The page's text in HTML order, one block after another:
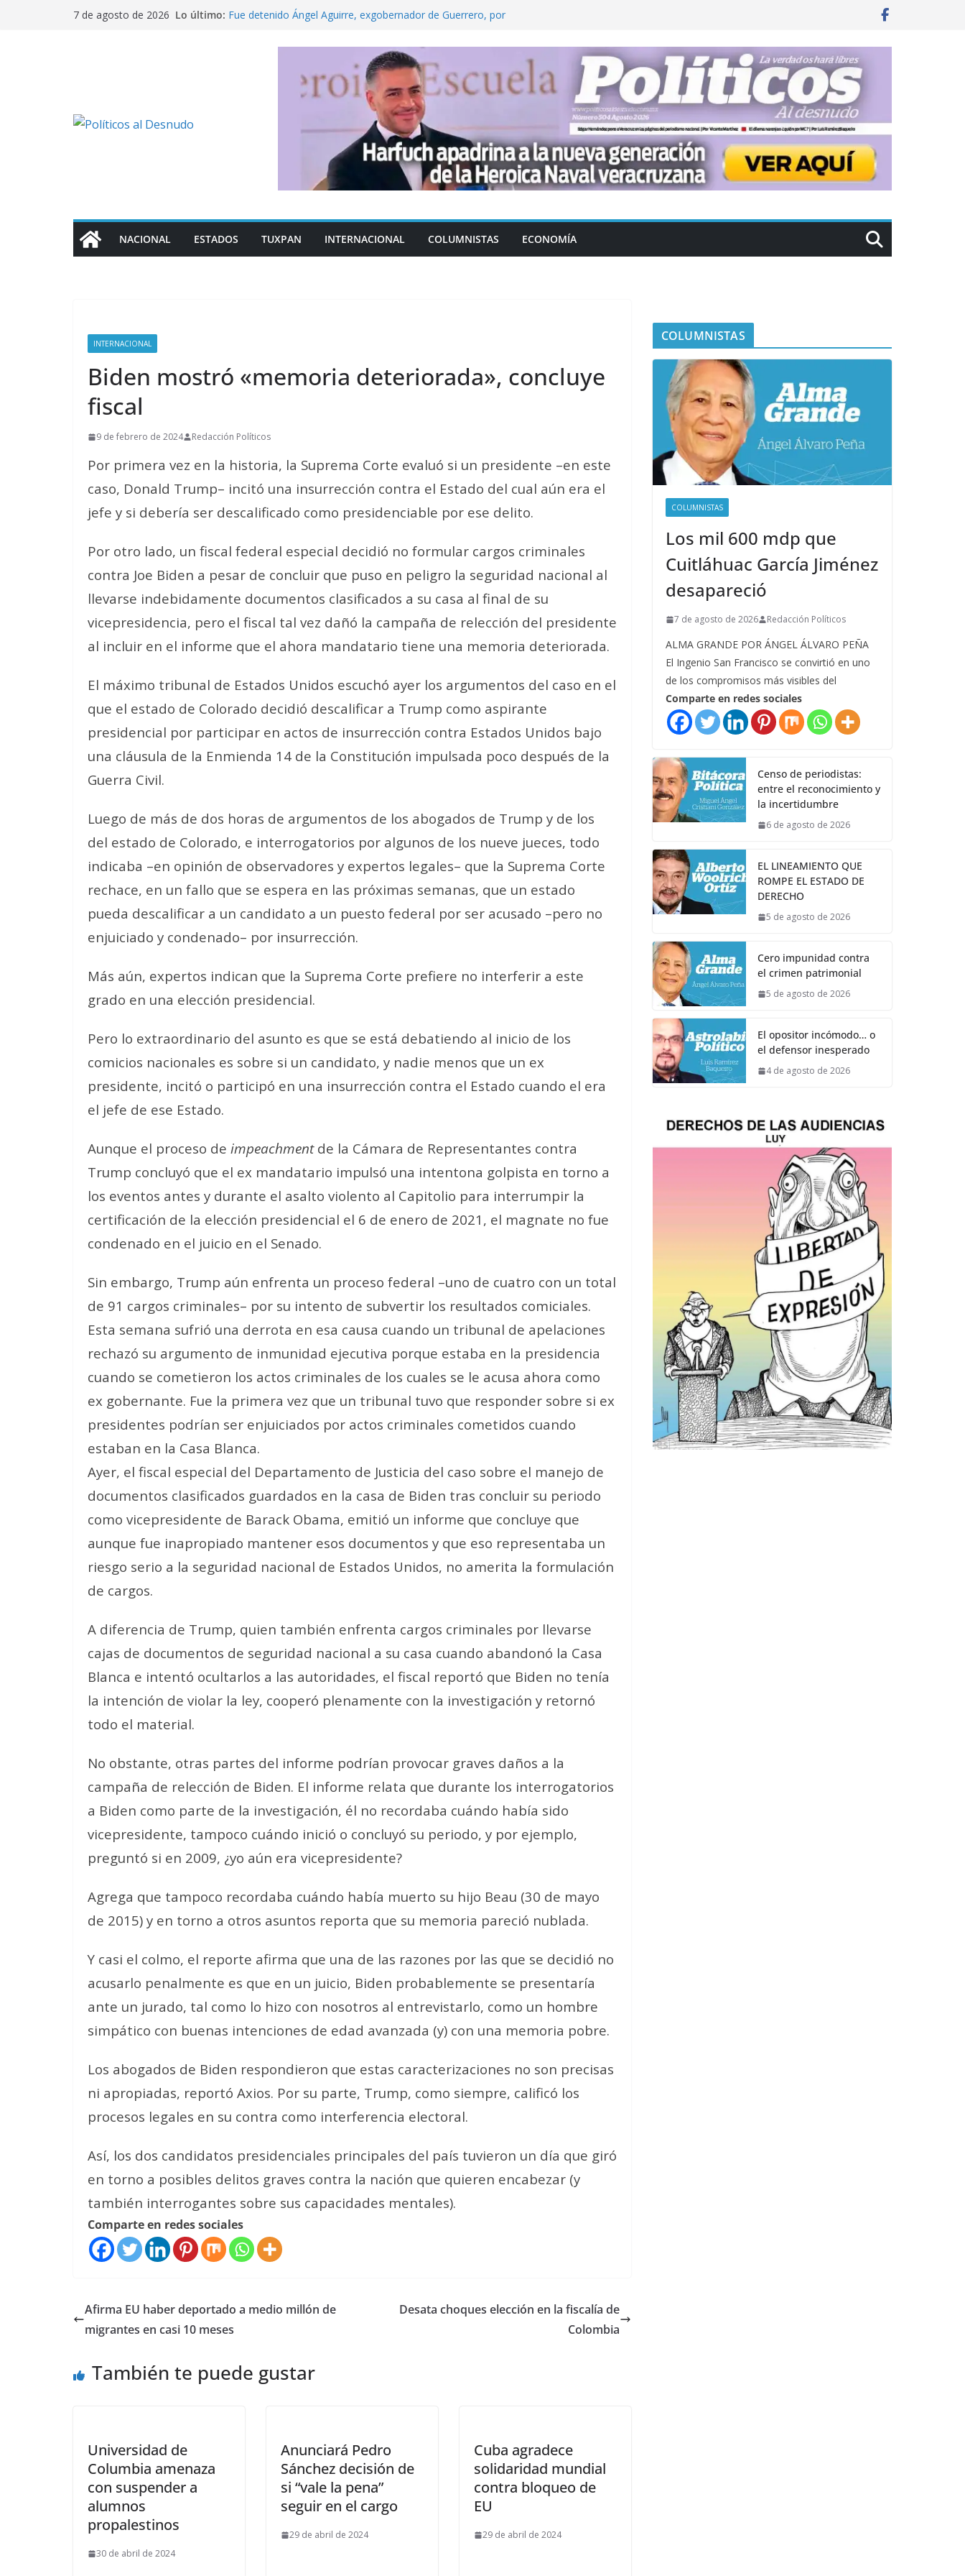
7 de agosto de 2026 Lo último: Fue detenido Ángel Aguirre, exgobernador de Guerrero, por
Detención de Ángel Aguirre no es asunto político: Sheinbaum
¿Dónde consultar fecha, hora y sede para el examen de
control de la UNAM?
Los mil 600 mdp que Cuitláhuac García Jiménez desapareció
NACIONAL ESTADOS TUXPAN INTERNACIONAL COLUMNISTAS ECONOMÍA
INTERNACIONAL
Biden mostró «memoria deteriorada», concluye
fiscal
9 de febrero de 2024 Redacción Políticos
Por primera vez en la historia, la Suprema Corte evaluó si un presidente –en este
caso, Donald Trump– incitó una insurrección contra el Estado del cual aún era el
jefe y si debería ser descalificado como presidenciable por ese delito.
Por otro lado, un fiscal federal especial decidió no formular cargos criminales
contra Joe Biden a pesar de concluir que puso en peligro la seguridad nacional al
llevarse indebidamente documentos clasificados a su casa al final de su
vicepresidencia, pero el fiscal tal vez dañó la campaña de relección del presidente
al incluir en el informe que el ahora mandatario tiene una memoria deteriorada.
El máximo tribunal de Estados Unidos escuchó ayer los argumentos del caso en el
que el estado de Colorado decidió descalificar a Trump como aspirante
presidencial por participar en actos de insurrección contra Estados Unidos bajo
una cláusula de la Enmienda 14 de la Constitución impulsada poco después de la
Guerra Civil.
Luego de más de dos horas de argumentos de los abogados de Trump y de los
del estado de Colorado, e interrogatorios por algunos de los nueve jueces, todo
indicaba –en opinión de observadores y expertos legales– que la Suprema Corte
rechace, en un fallo que se espera en las próximas semanas, que un estado
pueda descalificar a un candidato a un puesto federal por ser acusado –pero no
enjuiciado y condenado– por insurrección.
Más aún, expertos indican que la Suprema Corte prefiere no interferir a este
grado en una elección presidencial.
Pero lo extraordinario del asunto es que se está debatiendo al inicio de los
comicios nacionales es sobre si un candidato, y nadie menos que un ex
presidente, incitó o participó en una insurrección contra el Estado cuando el era
el jefe de ese Estado.
Aunque el proceso de impeachmentde la Cámara de Representantes contra
Trump concluyó que el ex mandatario impulsó una intentona golpista en torno a
los eventos antes y durante el asalto violento al Capitolio para interrumpir la
certificación de la elección presidencial el 6 de enero de 2021, el magnate no fue
condenado en el juicio en el Senado.
Sin embargo, Trump aún enfrenta un proceso federal –uno de cuatro con un total
de 91 cargos criminales– por su intento de subvertir los resultados comiciales.
Esta semana sufrió una derrota en esa causa cuando un tribunal de apelaciones
rechazó su argumento de inmunidad ejecutiva porque estaba en la presidencia
cuando se cometieron los actos criminales de los cuales se le acusa ahora como
ex gobernante. Fue la primera vez que un tribunal tuvo que responder sobre si ex
presidentes podrían ser enjuiciados por actos criminales cometidos cuando
estaban en la Casa Blanca.
Ayer, el fiscal especial del Departamento de Justicia del caso sobre el manejo de
documentos clasificados guardados en la casa de Biden tras concluir su periodo
como vicepresidente de Barack Obama, emitió un informe que concluye que
aunque fue inapropiado mantener esos documentos y que eso representaba un
riesgo serio a la seguridad nacional de Estados Unidos, no amerita la formulación
de cargos.
A diferencia de Trump, quien también enfrenta cargos criminales por llevarse
cajas de documentos de seguridad nacional a su casa cuando abandonó la Casa
Blanca e intentó ocultarlos a las autoridades, el fiscal reportó que Biden no tenía
la intención de violar la ley, cooperó plenamente con la investigación y retornó
todo el material.
No obstante, otras partes del informe podrían provocar graves daños a la
campaña de relección de Biden. El informe relata que durante los interrogatorios
a Biden como parte de la investigación, él no recordaba cuándo había sido
vicepresidente, tampoco cuándo inició o concluyó su periodo, y por ejemplo,
preguntó si en 2009, ¿yo aún era vicepresidente?
Agrega que tampoco recordaba cuándo había muerto su hijo Beau (30 de mayo
de 2015) y en torno a otros asuntos reporta que su memoria pareció nublada.
Y casi el colmo, el reporte afirma que una de las razones por las que se decidió no
acusarlo penalmente es que en un juicio, Biden probablemente se presentaría
ante un jurado, tal como lo hizo con nosotros al entrevistarlo, como un hombre
simpático con buenas intenciones de edad avanzada (y) con una memoria pobre.
Los abogados de Biden respondieron que estas caracterizaciones no son precisas
ni apropiadas, reportó Axios. Por su parte, Trump, como siempre, calificó los
procesos legales en su contra como interferencia electoral.
Así, los dos candidatos presidenciales principales del país tuvieron un día que giró
en torno a posibles delitos graves contra la nación que quieren encabezar (y
también interrogantes sobre sus capacidades mentales).
Comparte en redes sociales
Afirma EU haber deportado a medio millón de
migrantes en casi 10 meses
Desata choques elección en la fiscalía de
Colombia
También te puede gustar
Universidad de
Columbia amenaza
con suspender a
alumnos
propalestinos
30 de abril de 2024
Anunciará Pedro
Sánchez decisión de
si “vale la pena”
seguir en el cargo
29 de abril de 2024
Cuba agradece
solidaridad mundial
contra bloqueo de
EU
29 de abril de 2024
COLUMNISTAS
COLUMNISTAS
Los mil 600 mdp que
Cuitláhuac García Jiménez
desapareció
7 de agosto de 2026 Redacción Políticos
ALMA GRANDE POR ÁNGEL ÁLVARO PEÑA
El Ingenio San Francisco se convirtió en uno
de los compromisos más visibles del
Comparte en redes sociales
Censo de periodistas:
entre el reconocimiento y
la incertidumbre
6 de agosto de 2026
EL LINEAMIENTO QUE
ROMPE EL ESTADO DE
DERECHO
5 de agosto de 2026
Cero impunidad contra
el crimen patrimonial
5 de agosto de 2026
El opositor incómodo… o
el defensor inesperado
4 de agosto de 2026